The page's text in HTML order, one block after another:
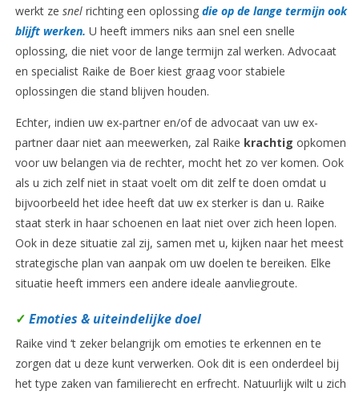
werkt ze snelrichting een oplossingdie op de lange termijn ook
blijft werken. U heeft immers niks aan snel een snelle
oplossing, die niet voor de lange termijn zal werken. Advocaat
en specialist Raike de Boer kiest graag voor stabiele
oplossingen die stand blijven houden.
Echter, indien uw ex-partner en/of de advocaat van uw ex-
partner daar niet aan meewerken, zal Raike krachtig opkomen
voor uw belangen via de rechter, mocht het zo ver komen. Ook
als u zich zelf niet in staat voelt om dit zelf te doen omdat u
bijvoorbeeld het idee heeft dat uw ex sterker is dan u. Raike
staat sterk in haar schoenen en laat niet over zich heen lopen.
Ook in deze situatie zal zij, samen met u, kijken naar het meest
strategische plan van aanpak om uw doelen te bereiken. Elke
situatie heeft immers een andere ideale aanvliegroute.
✓ Emoties & uiteindelijke doel
Raike vind ‘t zeker belangrijk om emoties te erkennen en te
zorgen dat u deze kunt verwerken. Ook dit is een onderdeel bij
het type zaken van familierecht en erfrecht. Natuurlijk wilt u zich